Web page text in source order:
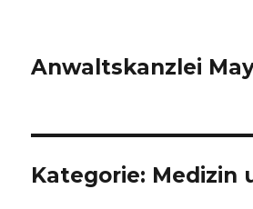
Anwaltskanzlei
Kategorie: Medizin